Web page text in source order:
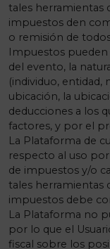
tales herramientas
impuestos den
o remisión de
Impuestos pueden
del evento, la
(individuo, entidad,
ubicación, la
deducciones a los
factores, y por el
La Plataforma de
respecto al uso
de impuestos y/o
tales herramientas
impuestos debe
La Plataforma no
por lo que el
fiscal sobre los